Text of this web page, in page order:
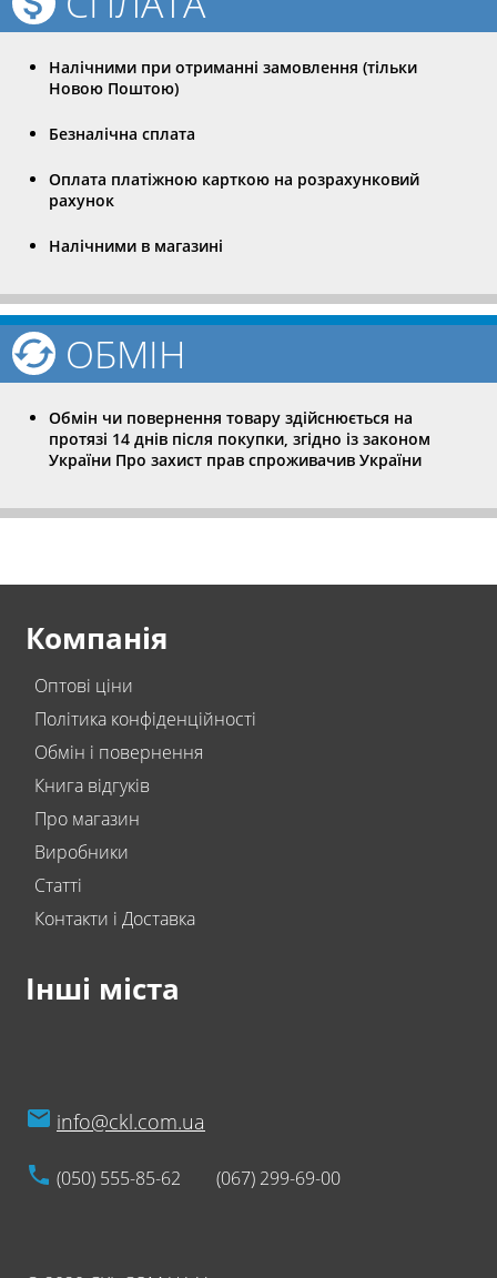
Налічними при отриманні замовлення (тільки
Новою Поштою)
Безналічна сплата
Оплата платіжною карткою на розрахунковий
рахунок
Налічними в магазині
ОБМІН
Обмін чи повернення товару здійснюється на
протязі 14 днів після покупки, згідно із законом
України Про захист прав спроживачив України
Компанія
Оптові ціни
Політика конфіденційності
Обмін і повернення
Книга відгуків
Про магазин
Виробники
Статті
Контакти і Доставка
Інші міста
info@ckl.com.ua
(050) 555-85-62 (067) 299-69-00